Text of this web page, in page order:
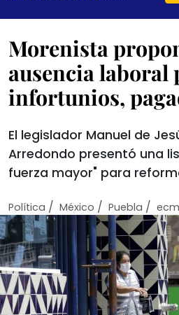
Morenista
ausencia laboral
infortunios,
El legislador Manuel de
Arredondo presentó una
fuerza mayor" para
Política / México / Puebla / ecm